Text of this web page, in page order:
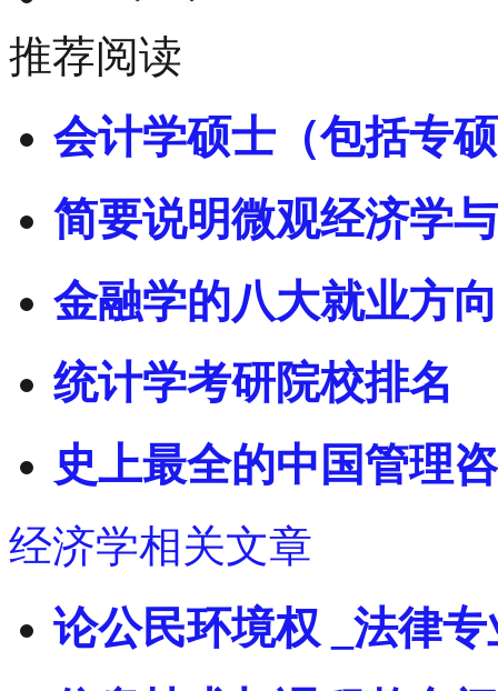
推荐阅读
会计学硕士（包括专
简要说明微观经济学
金融学的八大就业方
统计学考研院校排名
史上最全的中国管理
经济学相关文章
论公民环境权 _法律